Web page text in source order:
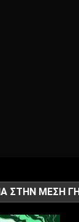
ΣΤΗΝ ΜΕΣΗ ΓΗ